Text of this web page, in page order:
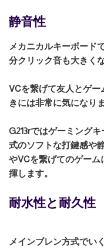
静音性
メカニカルキーボード
分クリック音も大きく
VCを繋げて友人とゲー
きには非常に気になりま
G213rではゲーミング
式のソフトな打鍵感や
やVCを繋げてのゲー
揮します。
耐水性と耐久性
メインブレン方式でい